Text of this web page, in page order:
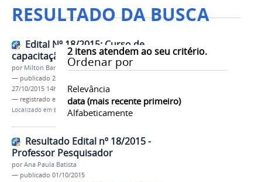
RESULTADO DA BUSCA
2itens atendem ao seu critério.
Ordenar por
Relevância
data (mais recente primeiro)
Alfabeticamente
Edital Nº 18/2015: Curso de
capacitação de professores
por Milton Barros
— publicado 26/10/2015
27/10/2015 14h40
— registrado em:
Edital nº18/2015,EaD,PROEN
Localizado em Editais
Resultado Edital nº 18/2015 -
Professor Pesquisador
porAna Paula Batista
— publicado 01/10/2015